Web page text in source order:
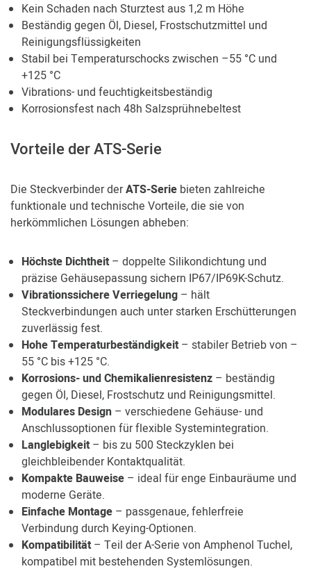
Kein Schaden nach Sturztest aus 1,2 m Höhe
Beständig gegen Öl, Diesel, Frostschutzmittel und
Reinigungsflüssigkeiten
Stabil bei Temperaturschocks zwischen –55 °C und
+125 °C
Vibrations- und feuchtigkeitsbeständig
Korrosionsfest nach 48h Salzsprühnebeltest
Vorteile der ATS-Serie
Die Steckverbinder derATS-Serie bieten zahlreiche
funktionale und technische Vorteile, die sie von
herkömmlichen Lösungen abheben:
Höchste Dichtheit– doppelte Silikondichtung und
präzise Gehäusepassung sichern IP67/IP69K-Schutz.
Vibrationssichere Verriegelung – hält
Steckverbindungen auch unter starken Erschütterungen
zuverlässig fest.
Hohe Temperaturbeständigkeit– stabiler Betrieb von –
55 °C bis +125 °C.
Korrosions- und Chemikalienresistenz – beständig
gegen Öl, Diesel, Frostschutz und Reinigungsmittel.
Modulares Design – verschiedene Gehäuse- und
Anschlussoptionen für flexible Systemintegration.
Langlebigkeit– bis zu 500 Steckzyklen bei
gleichbleibender Kontaktqualität.
Kompakte Bauweise – ideal für enge Einbauräume und
moderne Geräte.
Einfache Montage – passgenaue, fehlerfreie
Verbindung durch Keying-Optionen.
Kompatibilität– Teil der A-Serie von Amphenol Tuchel,
kompatibel mit bestehenden Systemlösungen.